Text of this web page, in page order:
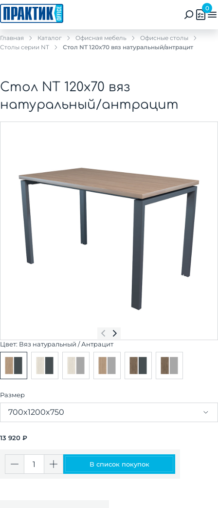
0
Главная Каталог Офисная мебель
Офисные столы
Столы серии NT
Стол NT 120x70 вяз натуральный/антрацит
Стол NT 120x70 вяз
натуральный/антрацит
Цвет: Вяз натуральный / Антрацит
Размер
700x1200x750
13 920 ₽
В список покупок